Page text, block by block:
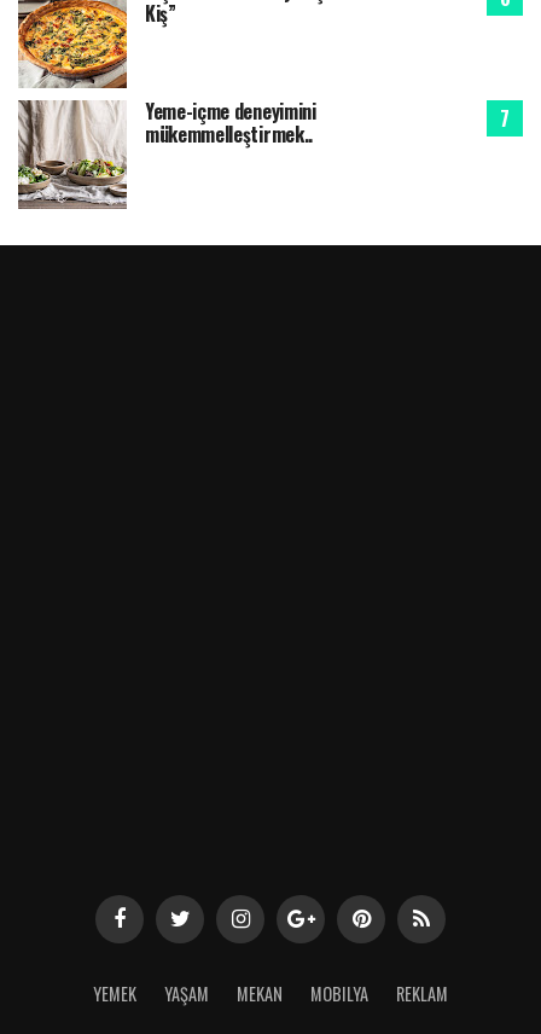
Kiş”
Yeme-içme deneyimini
mükemmelleştirmek..
YEMEK YAŞAM MEKAN MOBILYA REKLAM